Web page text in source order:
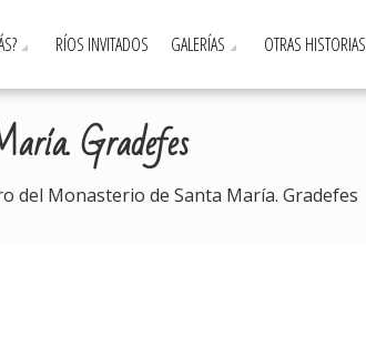
RÍOS INVITADOS GALERÍAS OTRAS HISTORIAS
Gradefes
del Monasterio de Santa María. Gradefes